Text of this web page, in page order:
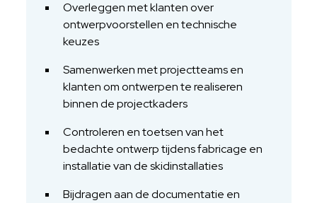
Overleggen met klanten over
ontwerpvoorstellen en technische
keuzes
Samenwerken met projectteams en
klanten om ontwerpen te realiseren
binnen de projectkaders
Controleren en toetsen van het
bedachte ontwerp tijdens fabricage en
installatie van de skidinstallaties
Bijdragen aan de documentatie en